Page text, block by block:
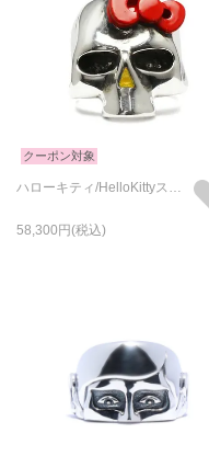
クーポン対象
58,300